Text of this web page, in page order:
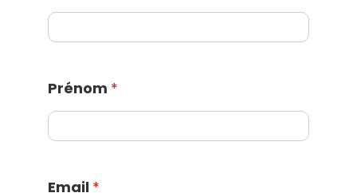
Prénom *
Email *